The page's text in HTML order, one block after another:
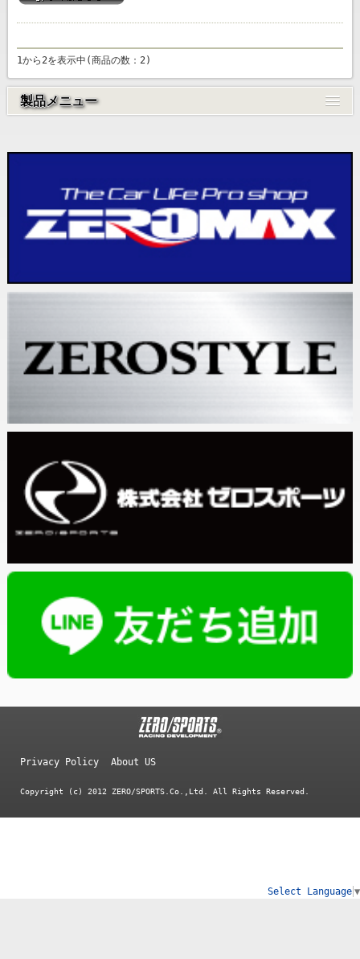
Select Language ▼
製品メニュー
1から2を表示中(商品の数：2)
Privacy Policy About US
Copyright (c) 2012 ZERO/SPORTS.Co.,Ltd. All Rights Reserved.